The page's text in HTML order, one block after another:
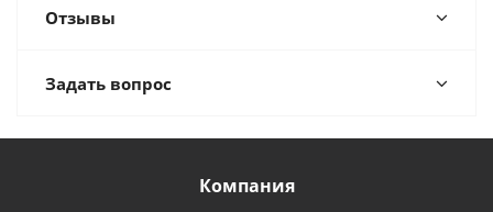
Отзывы
Задать вопрос
Компания